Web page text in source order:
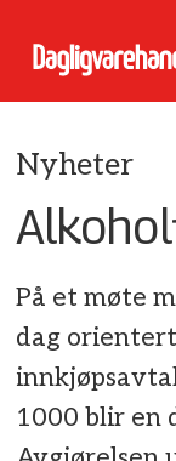
Nyheter
På et møte
dag
1000 blir en